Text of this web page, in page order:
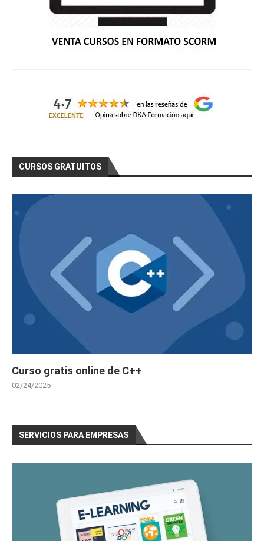
CURSOS GRATUITOS
Curso gratis online de C++
02/24/2025
SERVICIOS PARA EMPRESAS